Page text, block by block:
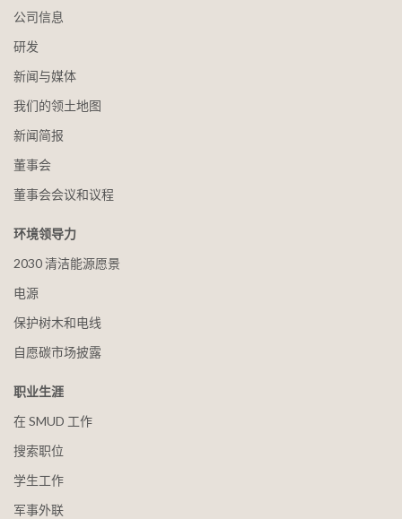
公司信息
研发
新闻与媒体
我们的领土地图
新闻简报
董事会
董事会会议和议程
环境领导力
2030 清洁能源愿景
电源
保护树木和电线
自愿碳市场披露
职业生涯
在 SMUD 工作
搜索职位
学生工作
军事外联